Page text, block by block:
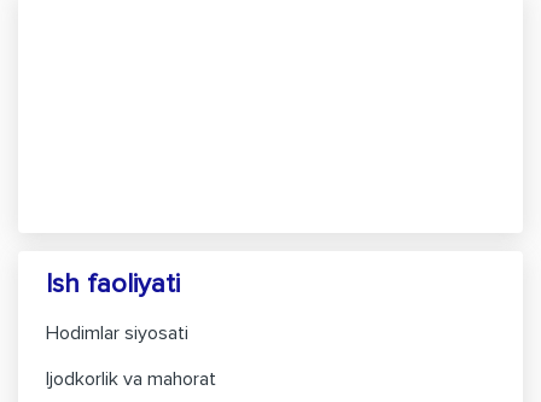
Ish faoliyati
Hodimlar siyosati
Ijodkorlik va mahorat